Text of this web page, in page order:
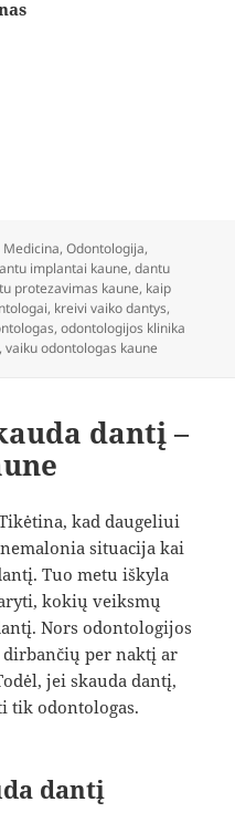
Medicina,Odontologija,
implantai kaune,dantu
protezavimas kaune, kaip
, kreivi vaiko dantys,
,odontologijos klinika
,vaiku odontologas kaune
dantį –
kad daugeliui
situacija kai
Tuo metu iškyla
kokių veiksmų
Nors odontologijos
per naktį ar
jei skauda dantį,
tik odontologas.
dantį